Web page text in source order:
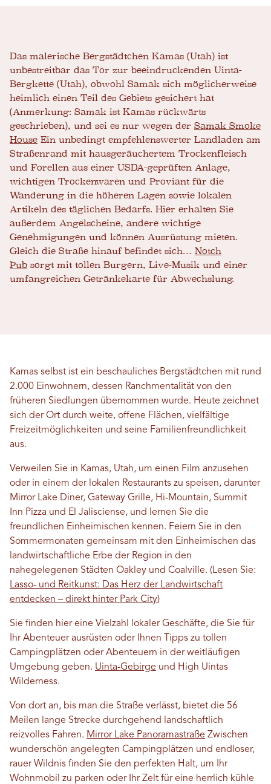
Das malerische Bergstädtchen Kamas (Utah) ist
unbestreitbar das Tor zur beeindruckenden Uinta-
Bergkette (Utah), obwohl Samak sich möglicherweise
heimlich einen Teil des Gebiets gesichert hat
(Anmerkung: Samak ist Kamas rückwärts
geschrieben), und sei es nur wegen der Samak Smoke
House Ein unbedingt empfehlenswerter Landladen am
Straßenrand mit hausgeräuchertem Trockenfleisch
und Forellen aus einer USDA-geprüften Anlage,
wichtigen Trockenwaren und Proviant für die
Wanderung in die höheren Lagen sowie lokalen
Artikeln des täglichen Bedarfs. Hier erhalten Sie
außerdem Angelscheine, andere wichtige
Genehmigungen und können Ausrüstung mieten.
Gleich die Straße hinauf befindet sich… Notch
Pub sorgt mit tollen Burgern, Live-Musik und einer
umfangreichen Getränkekarte für Abwechslung.
Kamas selbst ist ein beschauliches Bergstädtchen mit rund
2.000 Einwohnern, dessen Ranchmentalität von den
früheren Siedlungen übernommen wurde. Heute zeichnet
sich der Ort durch weite, offene Flächen, vielfältige
Freizeitmöglichkeiten und seine Familienfreundlichkeit
aus.
Verweilen Sie in Kamas, Utah, um einen Film anzusehen
oder in einem der lokalen Restaurants zu speisen, darunter
Mirror Lake Diner, Gateway Grille, Hi-Mountain, Summit
Inn Pizza und El Jalisciense, und lernen Sie die
freundlichen Einheimischen kennen. Feiern Sie in den
Sommermonaten gemeinsam mit den Einheimischen das
landwirtschaftliche Erbe der Region in den
nahegelegenen Städten Oakley und Coalville. (Lesen Sie:
Lasso- und Reitkunst: Das Herz der Landwirtschaft
entdecken – direkt hinter Park City)
Sie finden hier eine Vielzahl lokaler Geschäfte, die Sie für
Ihr Abenteuer ausrüsten oder Ihnen Tipps zu tollen
Campingplätzen oder Abenteuern in der weitläufigen
Umgebung geben. Uinta-Gebirge und High Uintas
Wilderness.
Von dort an, bis man die Straße verlässt, bietet die 56
Meilen lange Strecke durchgehend landschaftlich
reizvolles Fahren. Mirror Lake Panoramastraße Zwischen
wunderschön angelegten Campingplätzen und endloser,
rauer Wildnis finden Sie den perfekten Halt, um Ihr
Wohnmobil zu parken oder Ihr Zelt für eine herrlich kühle